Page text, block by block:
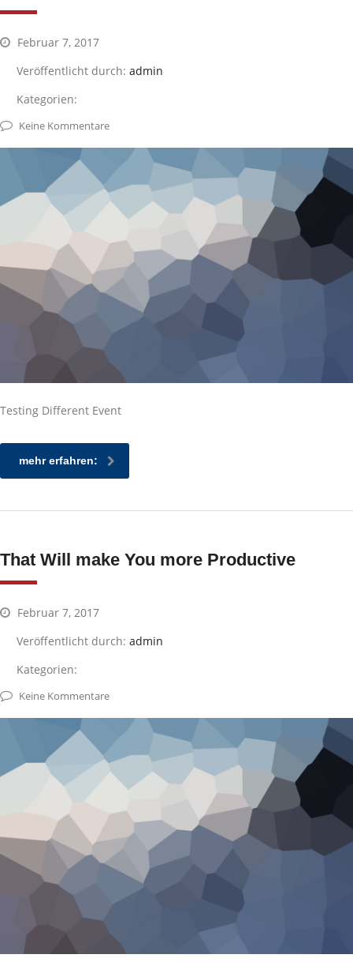
Februar 7, 2017
Veröffentlicht durch: admin
Kategorien:
Keine Kommentare
Testing Different Event
mehr erfahren:
That Will make You more Productive
Februar 7, 2017
Veröffentlicht durch: admin
Kategorien:
Keine Kommentare